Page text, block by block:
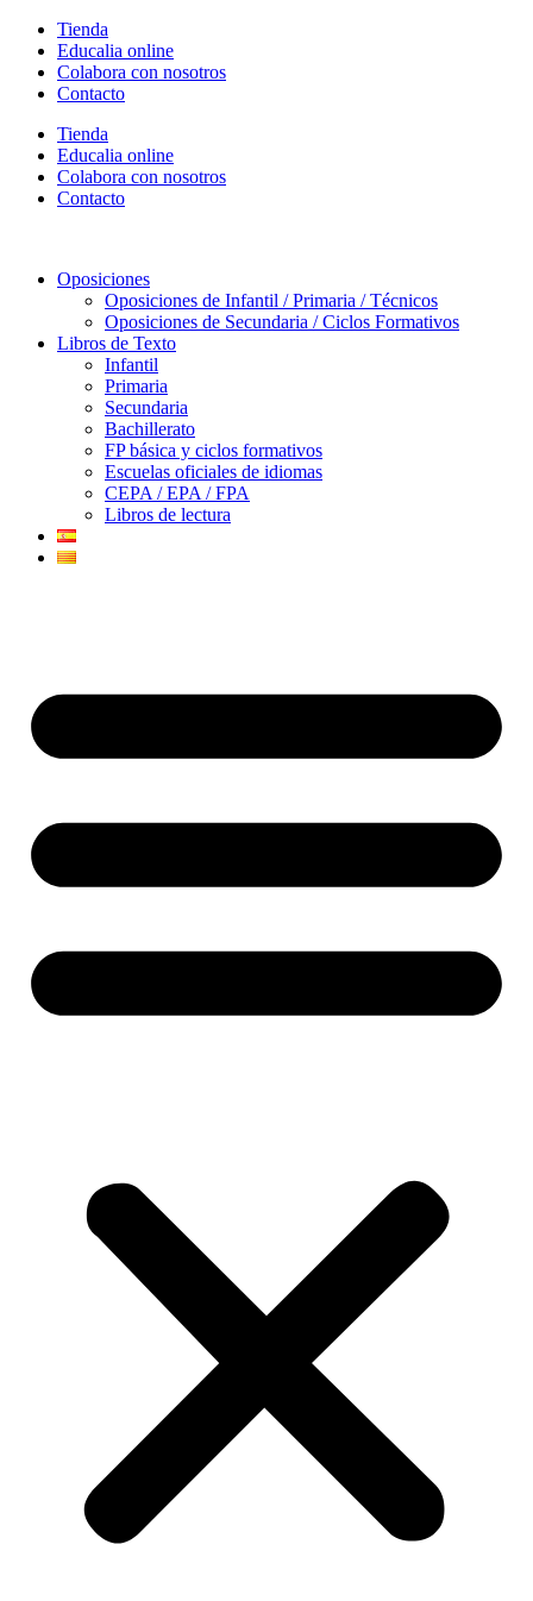
contenido
Tienda
Educalia online
Colabora con nosotros
Contacto
Tienda
Educalia online
Colabora con nosotros
Contacto
Oposiciones
Oposiciones de Infantil / Primaria / Técnicos
Oposiciones de Secundaria / Ciclos Formativos
Libros de Texto
Infantil
Primaria
Secundaria
Bachillerato
FP básica y ciclos formativos
Escuelas oficiales de idiomas
CEPA / EPA / FPA
Libros de lectura